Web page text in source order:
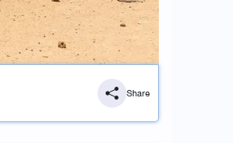
Share